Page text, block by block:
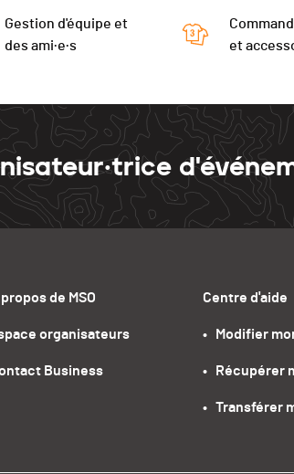
Gestion d'équipe et
des ami·e·s
et
de MSO
organisateurs
Business
Centre d'aide
•   Modifier
•   Récupérer
•   Transférer